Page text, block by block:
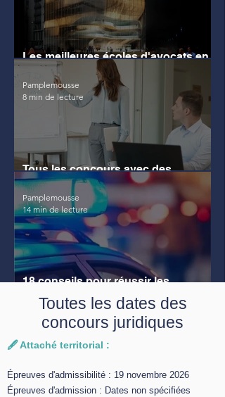
Les meilleures écoles d'avocats en
France
Tous les concours avec des
épreuves juridiques
Pamplemousse
8 min de lecture
18 conseils pour réussir les
concours de police
Pamplemousse
14 min de lecture
Toutes les dates des
concours juridiques
🖋️ Attaché territorial :
Épreuves d'admissibilité : 19 novembre 2026
Épreuves d'admission : Dates non spécifiées